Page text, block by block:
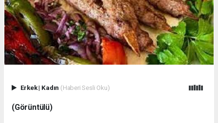
Erkek| Kadın (Haberi Sesli Oku)
(Görüntülü)